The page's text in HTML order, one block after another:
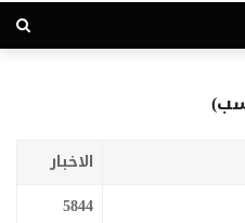
الاخبار
5844